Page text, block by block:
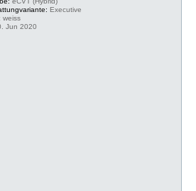
Executive
weiss
Jun 2020